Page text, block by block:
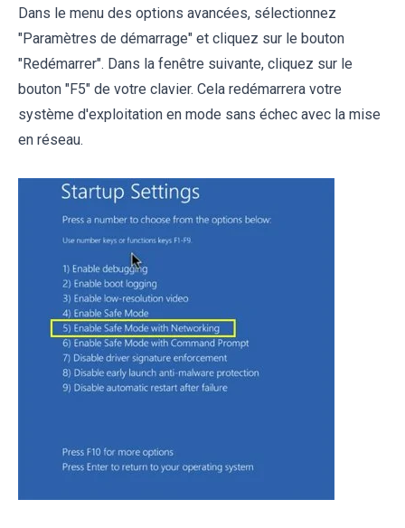
Dans le menu des options avancées, sélectionnez
"Paramètres de démarrage" et cliquez sur le bouton
"Redémarrer". Dans la fenêtre suivante, cliquez sur le
bouton "F5" de votre clavier. Cela redémarrera votre
système d'exploitation en mode sans échec avec la mise
en réseau.